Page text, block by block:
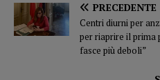
PRECEDENTE
Centri diurni per
per riaprire il prima
fasce più deboli”